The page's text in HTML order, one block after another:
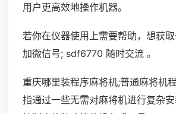
用户更高效地操作机器。
若你在仪器使用上需要帮助，想获
加微信号; sdf6770 随时交流 。
重庆哪里装程序麻将机;普通麻将机
指通过一些无需对麻将机进行复杂